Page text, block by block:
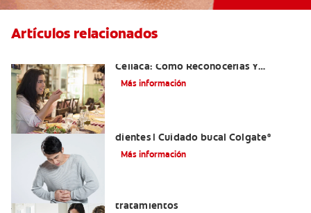
Artículos relacionados
Celíaca: Cómo Reconocerlas Y
Tratarlas
Más información
dientes | Cuidado bucal Colgate®
Más información
tratamientos